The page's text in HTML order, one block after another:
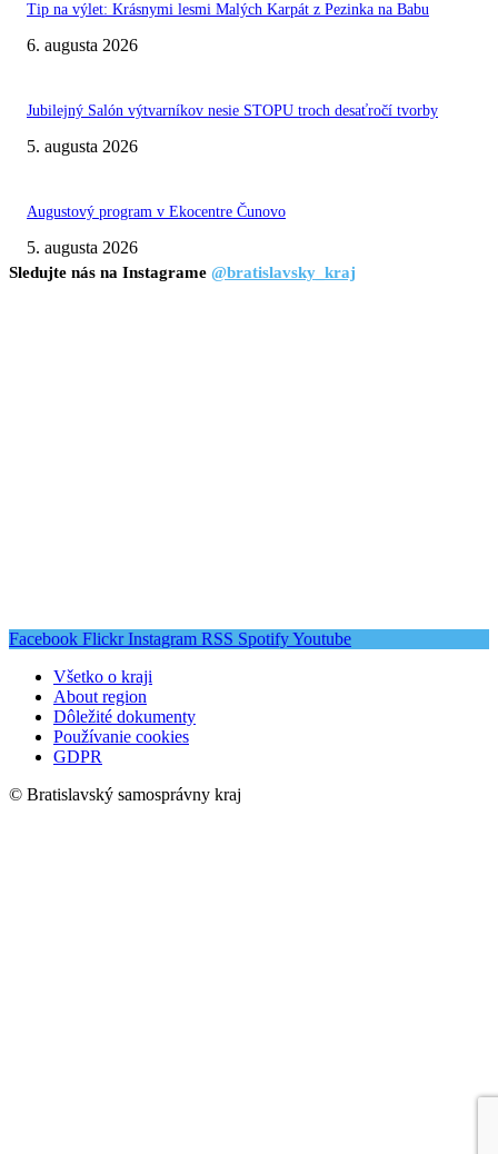
Tip na výlet: Krásnymi lesmi Malých Karpát z Pezinka na Babu
6. augusta 2026
Jubilejný Salón výtvarníkov nesie STOPU troch desaťročí tvorby
5. augusta 2026
Augustový program v Ekocentre Čunovo
5. augusta 2026
Sledujte nás na Instagrame @bratislavsky_kraj
Facebook Flickr Instagram RSS SpotifyYoutube
Všetko o kraji
About region
Dôležité dokumenty
Používanie cookies
GDPR
© Bratislavský samosprávny kraj